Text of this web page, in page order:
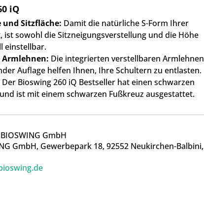
iQ
und Sitzfläche: Damit die natürliche S-Form Ihrer
sowohl die Sitzneigungsverstellung und die Höhe
einstellbar.
Armlehnen: Die integrierten verstellbaren Armlehnen
Auflage helfen Ihnen, Ihre Schultern zu entlasten.
Der Bioswing 260 iQ Bestseller hat einen schwarzen
ist mit einem schwarzen Fußkreuz ausgestattet.
GmbH
GmbH, Gewerbepark 18, 92552 Neukirchen-Balbini,